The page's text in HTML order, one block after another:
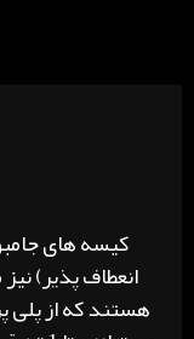
انعطاف پذیر)
هستند که از پلی